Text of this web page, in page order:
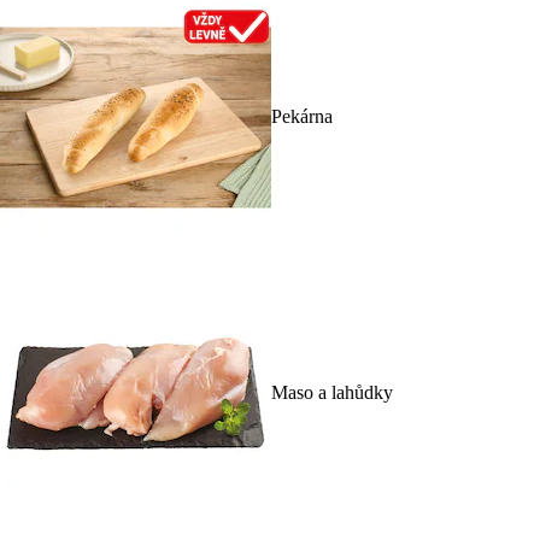
Pekárna
Maso a lahůdky